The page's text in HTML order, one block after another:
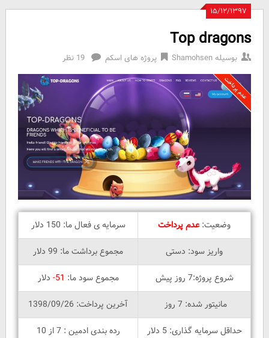
۱۵/۱۲/۱۳۹۷
Top dragons
بوسیلهShamohsen پروژه های اسکم 19 نظر
وضعیت:عدم پرداخت
سرمایه ی فعال ما: 150 دلار
واریز سود: دستی
مجموع برداشت ما: 99 دلار
شروع پروژه:7 روز پیش
مجموع سود ما: 51- دلار
مانیتور شده: 7 روز
آخرین پرداخت: 1398/09/26
حداقل سرمایه گذاری: 5 دلار
رده بندی ادمین : 7 از 10